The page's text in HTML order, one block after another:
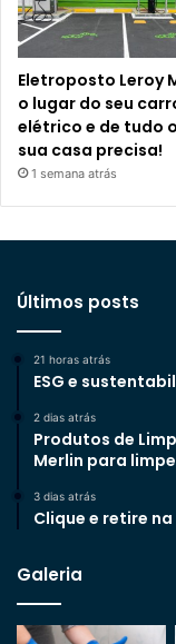
Eletroposto Leroy
o lugar do seu
elétrico e de tudo
sua casa precisa!
1 semana atrás
Últimos posts
21 horas atrás
ESG e
2 dias atrás
Produtos de
Merlin para
3 dias atrás
Clique e retire
Galeria